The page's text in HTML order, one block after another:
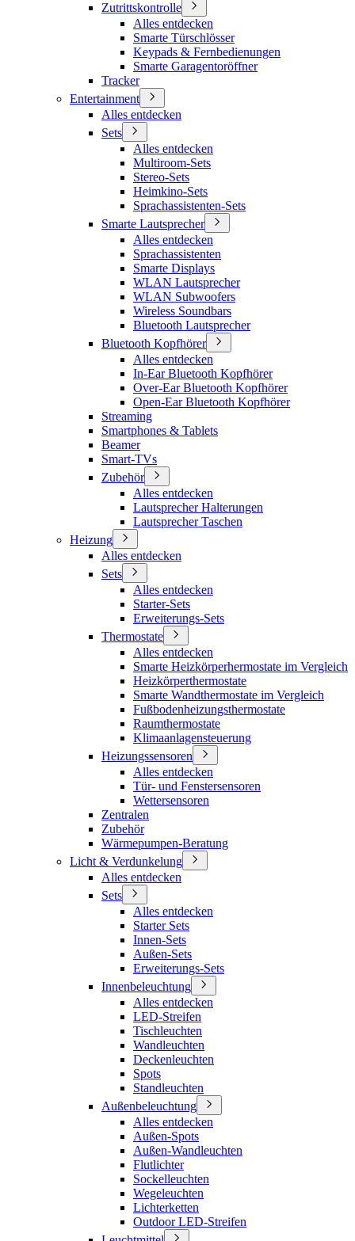
Zutrittskontrolle
Alles entdecken
Smarte Türschlösser
Keypads & Fernbedienungen
Smarte Garagentoröffner
Tracker
Entertainment
Alles entdecken
Sets
Alles entdecken
Multiroom-Sets
Stereo-Sets
Heimkino-Sets
Sprachassistenten-Sets
Smarte Lautsprecher
Alles entdecken
Sprachassistenten
Smarte Displays
WLAN Lautsprecher
WLAN Subwoofers
Wireless Soundbars
Bluetooth Lautsprecher
Bluetooth Kopfhörer
Alles entdecken
In-Ear Bluetooth Kopfhörer
Over-Ear Bluetooth Kopfhörer
Open-Ear Bluetooth Kopfhörer
Streaming
Smartphones & Tablets
Beamer
Smart-TVs
Zubehör
Alles entdecken
Lautsprecher Halterungen
Lautsprecher Taschen
Heizung
Alles entdecken
Sets
Alles entdecken
Starter-Sets
Erweiterungs-Sets
Thermostate
Alles entdecken
Smarte Heizkörperhermostate im Vergleich
Heizkörperthermostate
Smarte Wandthermostate im Vergleich
Fußbodenheizungsthermostate
Raumthermostate
Klimaanlagensteuerung
Heizungssensoren
Alles entdecken
Tür- und Fenstersensoren
Wettersensoren
Zentralen
Zubehör
Wärmepumpen-Beratung
Licht & Verdunkelung
Alles entdecken
Sets
Alles entdecken
Starter Sets
Innen-Sets
Außen-Sets
Erweiterungs-Sets
Innenbeleuchtung
Alles entdecken
LED-Streifen
Tischleuchten
Wandleuchten
Deckenleuchten
Spots
Standleuchten
Außenbeleuchtung
Alles entdecken
Außen-Spots
Außen-Wandleuchten
Flutlichter
Sockelleuchten
Wegeleuchten
Lichterketten
Outdoor LED-Streifen